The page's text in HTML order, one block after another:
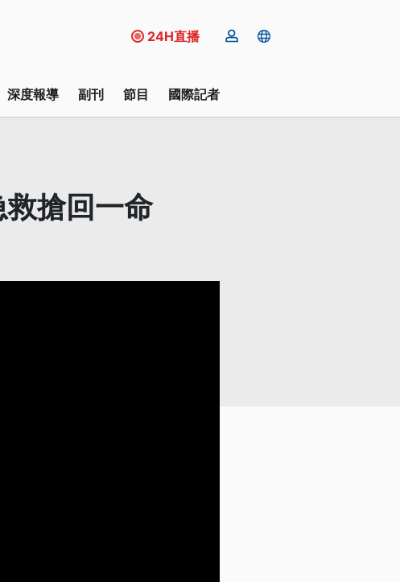
24H直播
深度報導 副刊 節目 國際記者
搶回一命